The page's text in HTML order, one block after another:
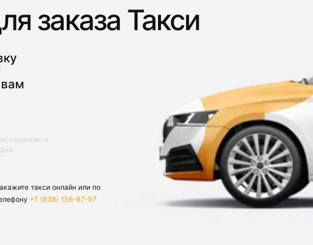
заказа Такси
водителю и
такси онлайн или по
+7 (938) 156-87-57